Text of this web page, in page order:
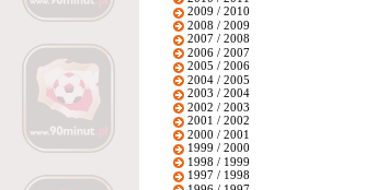
2009 / 2010
2008 / 2009
2007 / 2008
2006 / 2007
2005 / 2006
2004 / 2005
2003 / 2004
2002 / 2003
2001 / 2002
2000 / 2001
1999 / 2000
1998 / 1999
1997 / 1998